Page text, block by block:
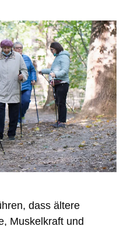
dass ältere
Muskelkraft und